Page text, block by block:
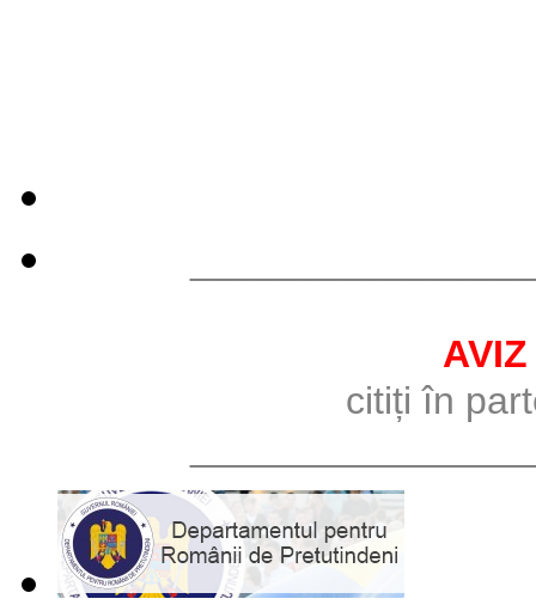
citiți în